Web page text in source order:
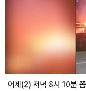
어제(2) 저녁 8시 10분 쯤